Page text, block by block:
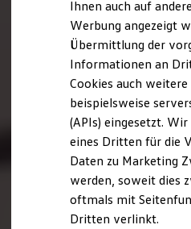
Golf Kollektion
ID. Kollektion
Volkswagen
GTI Kollektion
Fußball Drop
we drive football
#wedriveproud
Besitzer und Service
myVolkswagen
Software Updates
Service und Ersatzteile
Inspektion und
Reparaturen und
Ihnen auch auf
Werbung angezeigt
Übermittlung der
Informationen an
Cookies auch
beispielsweise
(APIs) eingesetzt.
eines Dritten für die
Daten zu Marketing
werden, soweit dies
oftmals mit
Dritten verlinkt.